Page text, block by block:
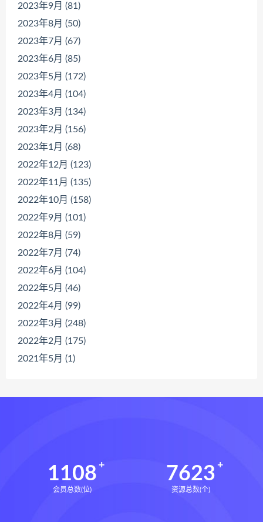
2023年9月 (81)
2023年8月 (50)
2023年7月 (67)
2023年6月 (85)
2023年5月 (172)
2023年4月 (104)
2023年3月 (134)
2023年2月 (156)
2023年1月 (68)
2022年12月 (123)
2022年11月 (135)
2022年10月 (158)
2022年9月 (101)
2022年8月 (59)
2022年7月 (74)
2022年6月 (104)
2022年5月 (46)
2022年4月 (99)
2022年3月 (248)
2022年2月 (175)
2021年5月 (1)
1108
会员总数(位)
7623
资源总数(个)